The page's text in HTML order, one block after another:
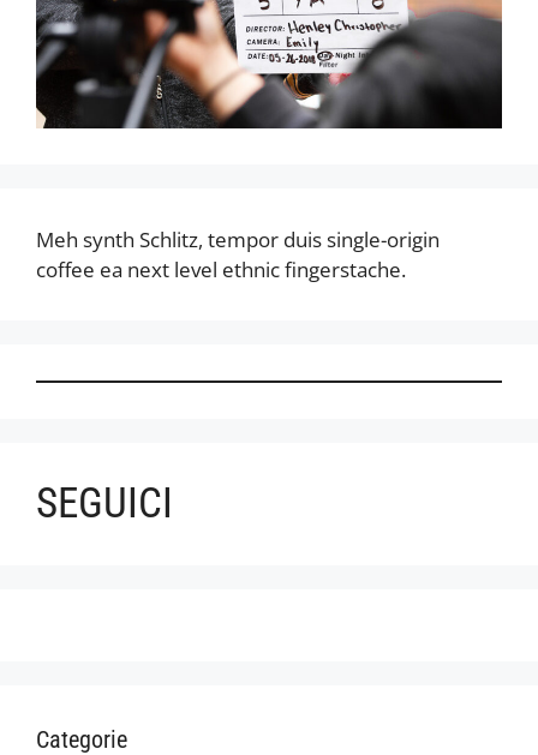
Meh synth Schlitz, tempor duis single-origin
coffee ea next level ethnic fingerstache.
SEGUICI
Categorie